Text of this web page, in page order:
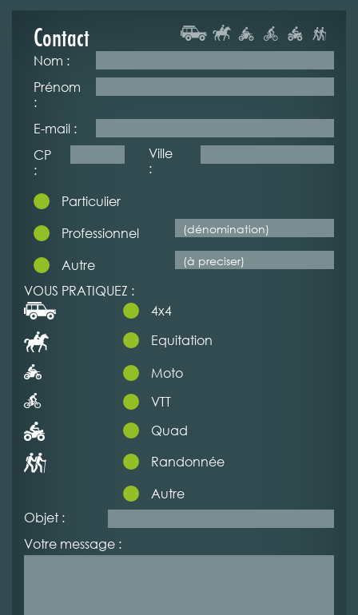
Contact
Nom :
Prénom
:
E-mail :
CP
:
Ville
:
Particulier
Professionnel
Autre
VOUS PRATIQUEZ :
4x4
Equitation
Moto
VTT
Quad
Randonnée
Autre
Objet :
Votre message :